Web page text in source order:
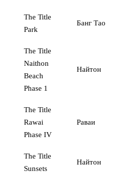
The Title
Park
Банг Тао
The Title
Naithon
Beach
Phase 1
Найтон
The Title
Rawai
Phase IV
Раваи
The Title
Sunsets
Найтон